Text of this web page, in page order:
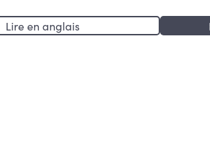
Lire en anglais